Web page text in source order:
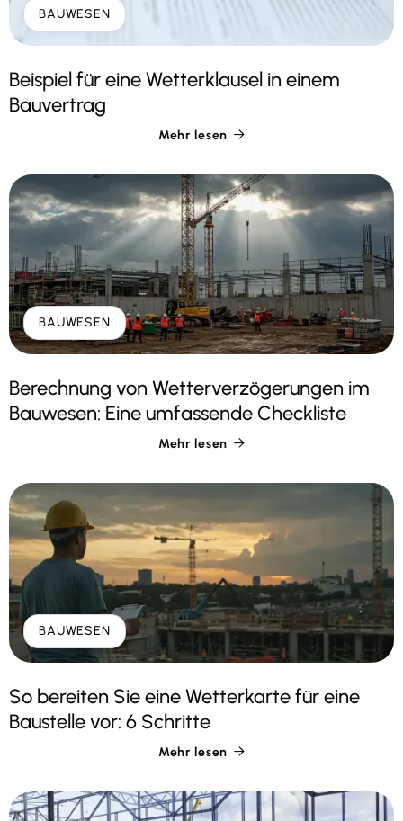
BAUWESEN
Beispiel für eine Wetterklausel in einem
Bauvertrag
Mehr lesen 
BAUWESEN
Berechnung von Wetterverzögerungen im
Bauwesen: Eine umfassende Checkliste
Mehr lesen 
BAUWESEN
So bereiten Sie eine Wetterkarte für eine
Baustelle vor: 6 Schritte
Mehr lesen 